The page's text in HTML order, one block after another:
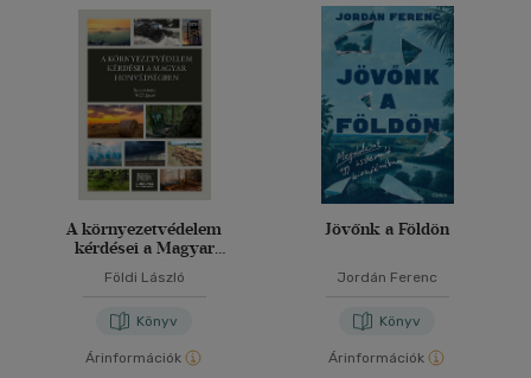
A környezetvédelem
kérdései a Magyar
Földi László
Könyv
Árinformációk
Jövőnk a Földön
Jordán Ferenc
Könyv
Árinformációk